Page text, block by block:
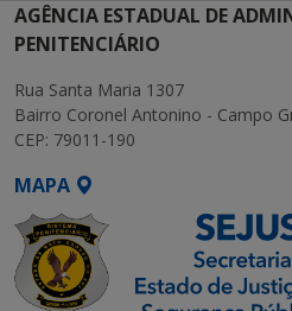
AGÊNCIA ESTADUAL DE
PENITENCIÁRIO
Rua Santa Maria 1307
Bairro Coronel Antonino - Campo
CEP: 79011-190
MAPA